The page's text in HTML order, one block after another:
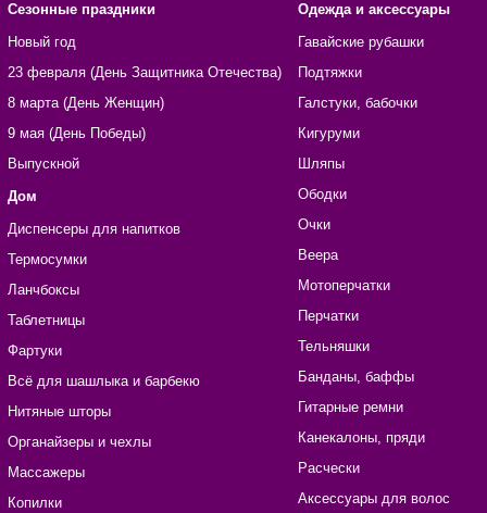
Сезонные праздники
Новый год
23 февраля (День Защитника Отечества)
8 марта (День Женщин)
9 мая (День Победы)
Выпускной
Дом
Диспенсеры для напитков
Термосумки
Ланчбоксы
Таблетницы
Фартуки
Всё для шашлыка и барбекю
Нитяные шторы
Органайзеры и чехлы
Массажеры
Копилки
Одежда и аксессуары
Гавайские рубашки
Подтяжки
Галстуки, бабочки
Кигуруми
Шляпы
Ободки
Очки
Веера
Мотоперчатки
Перчатки
Тельняшки
Банданы, баффы
Гитарные ремни
Канекалоны, пряди
Расчески
Аксессуары для волос